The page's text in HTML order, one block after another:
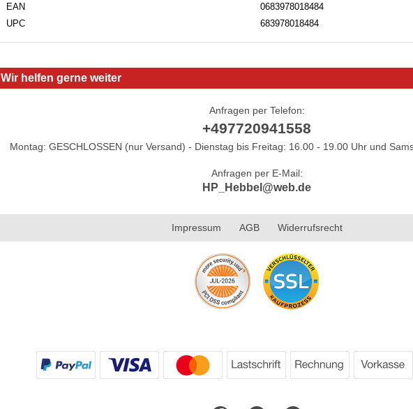
EAN
0683978018484
UPC
683978018484
Wir helfen gerne weiter
Anfragen per Telefon:
+497720941558
Montag: GESCHLOSSEN (nur Versand) - Dienstag bis Freitag: 16.00 - 19.00 Uhr und
Anfragen per E-Mail:
HP_Hebbel@web.de
Impressum AGB Widerrufsrecht